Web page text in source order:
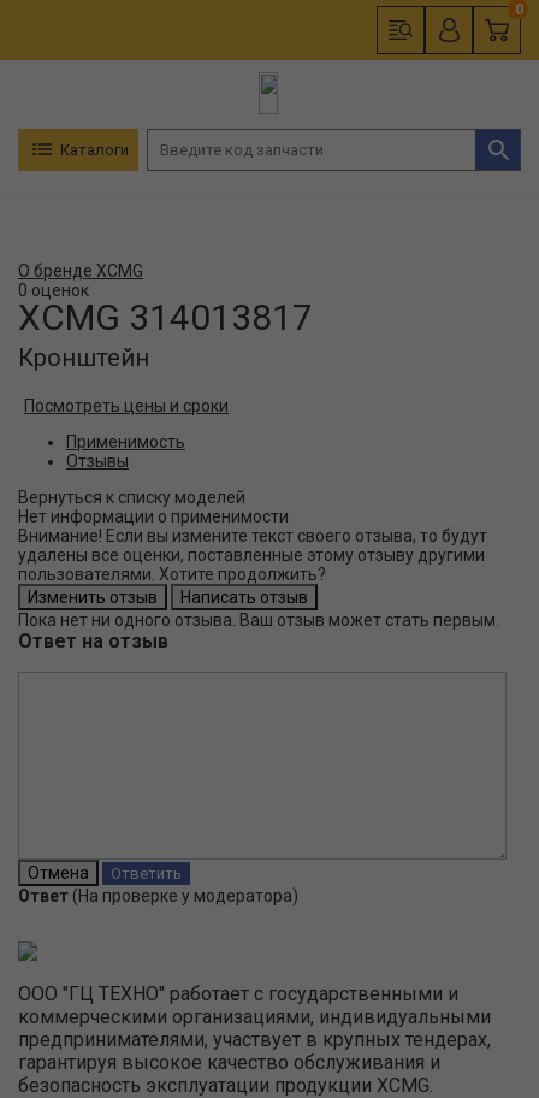
0
Каталоги
О бренде XCMG
0 оценок
XCMG 314013817
Кронштейн
Посмотреть цены и сроки
Применимость
Отзывы
Нет информации о применимости
Внимание! Если вы измените текст своего отзыва, то будут
удалены все оценки, поставленные этому отзыву другими
пользователями. Хотите продолжить?
Пока нет ни одного отзыва. Ваш отзыв может стать первым.
Ответ на отзыв
Ответ (На проверке у модератора)
ООО "ГЦ ТЕХНО" работает с государственными и
коммерческими организациями, индивидуальными
предпринимателями, участвует в крупных тендерах,
гарантируя высокое качество обслуживания и
безопасность эксплуатации продукции XCMG.